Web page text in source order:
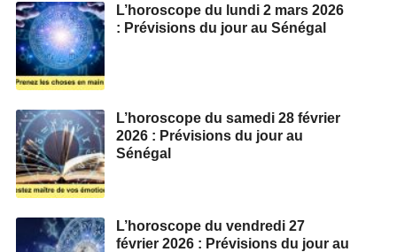
L’horoscope du lundi 2 mars 2026
: Prévisions du jour au Sénégal
L’horoscope du samedi 28 février
2026 : Prévisions du jour au
Sénégal
L’horoscope du vendredi 27
février 2026 : Prévisions du jour au